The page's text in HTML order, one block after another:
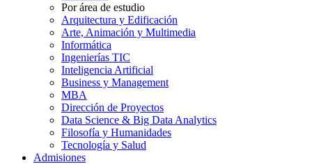
Por área de estudio
Arquitectura y Edificación
Arte, Animación y Multimedia
Informática
Ingenierías TIC
Inteligencia Artificial
Business y Management
MBA
Dirección de Proyectos
Data Science & Big Data Analytics
Filosofía y Humanidades
Tecnología y Salud
Admisiones